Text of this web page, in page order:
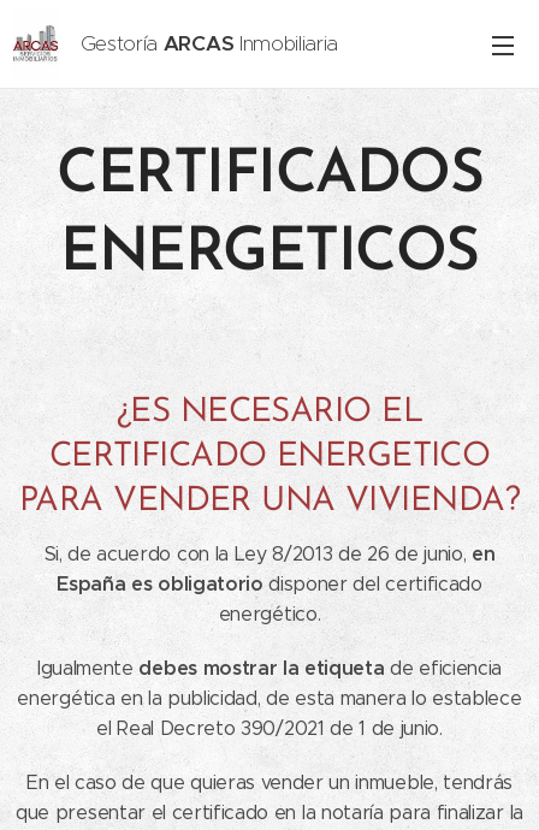
Gestoría ARCAS Inmobiliaria
CERTIFICADOS
ENERGETICOS
¿ES NECESARIO EL
CERTIFICADO ENERGETICO
PARA VENDER UNA VIVIENDA?
Si, de acuerdo con la Ley 8/2013 de 26 de junio, en
España es obligatorio disponer del certificado
energético.
Igualmentedebes mostrar la etiqueta de eficiencia
energética en la publicidad, de esta manera lo establece
el Real Decreto 390/2021 de 1 de junio.
En el caso de que quieras vender un inmueble, tendrás
que presentar el certificado en la notaría para finalizar la